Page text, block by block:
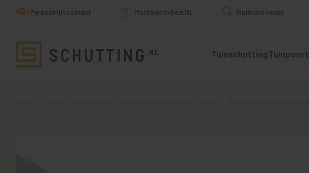
Persoonlijk contact Montage in heel NL Ruimste keuze
TuinschuttingTuinpoort